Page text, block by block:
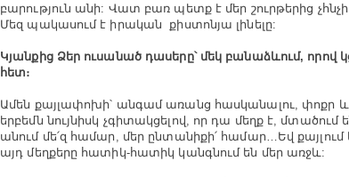
բարություն անի: Վատ բառ պետք է մեր շուրթերից
Մեզ պակասում է իրական քիստոնյա լինելը:
Կյանքից Ձեր ուսանած դասերը՝ մեկ բանաձևում, որով
հետ։
Ամեն քայլափոխի՝ անգամ առանց հասկանալու, փոքր և
երբեմն նույնիսկ չգիտակցելով, որ դա մեղք է, մտածում
անում մե՛զ համար, մեր ընտանիքի՛ համար…Եվ
այդ մեղքերը հատիկ-հատիկ կանգնում են մեր առջև: